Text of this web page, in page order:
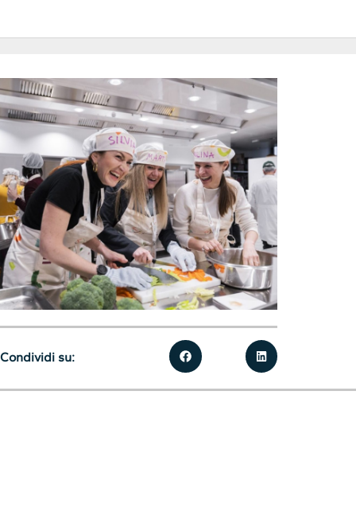
Condividi su: